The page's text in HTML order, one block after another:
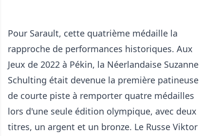
Pour Sarault, cette quatrième médaille la
rapproche de performances historiques. Aux
Jeux de 2022 à Pékin, la Néerlandaise Suzanne
Schulting était devenue la première patineuse
de courte piste à remporter quatre médailles
lors d'une seule édition olympique, avec deux
titres, un argent et un bronze. Le Russe Viktor